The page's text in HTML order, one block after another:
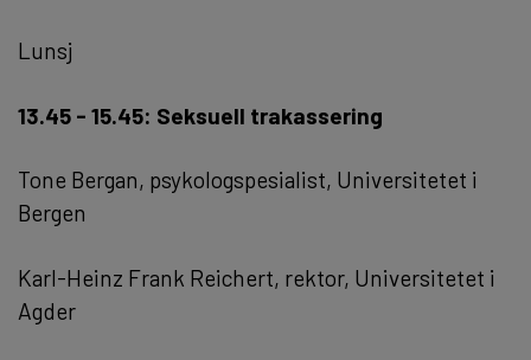
Lunsj
13.45 - 15.45: Seksuell trakassering
Tone Bergan, psykologspesialist, Universitetet i
Bergen
Karl-Heinz Frank Reichert, rektor, Universitetet i
Agder